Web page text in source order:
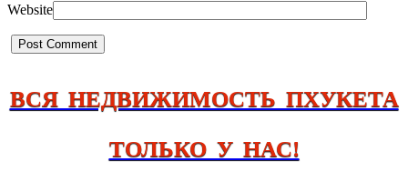
Website
ВСЯ НЕДВИЖИМОСТЬ ПХУКЕТА
ТОЛЬКО У НАС!